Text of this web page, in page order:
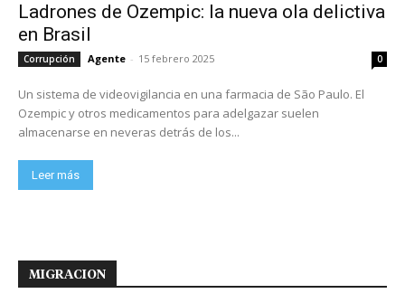
Ladrones de Ozempic: la nueva ola delictiva
en Brasil
Corrupción Agente - 15 febrero 2025 0
Un sistema de videovigilancia en una farmacia de São Paulo. El
Ozempic y otros medicamentos para adelgazar suelen
almacenarse en neveras detrás de los...
Leer más
MIGRACION